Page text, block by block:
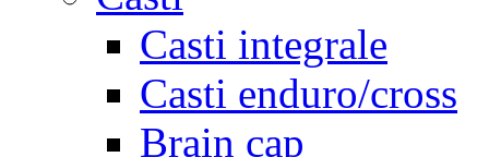
Casti integrale
Casti enduro/cross
Brain cap